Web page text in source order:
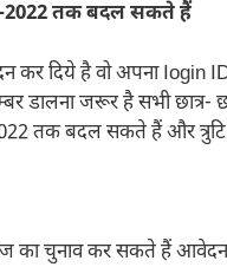
2022 तक बदल सकते हैं
कर दिये है वो अपना
डालना जरूर है सभी छात्र-
तक बदल सकते हैं और
का चुनाव कर सकते हैं